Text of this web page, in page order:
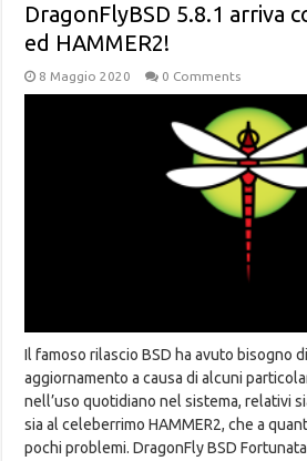
DragonFlyBSD 5.8.1 arriva
ed HAMMER2!
8 Maggio 2020 0 Comments
Il famoso rilascio BSD ha avuto bisogno
aggiornamento a causa di alcuni
nell’uso quotidiano nel sistema, relativi
sia al celeberrimo HAMMER2, che a
pochi problemi. DragonFly BSD